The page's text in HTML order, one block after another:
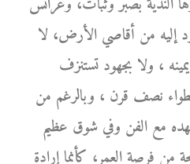
إليه من أقاصي الأرض، لا
، ولا بجهود تستنزف
نصف قرن ، وبالرغم من
مع الفن وفي شوق عظيم
من فرصة العمر، كأنما إرادة